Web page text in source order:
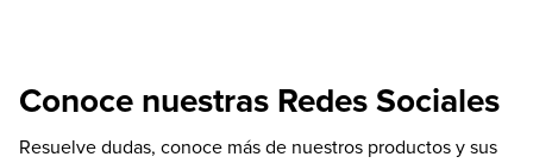
Conoce nuestras Redes Sociales
Resuelve dudas, conoce más de nuestros productos y sus